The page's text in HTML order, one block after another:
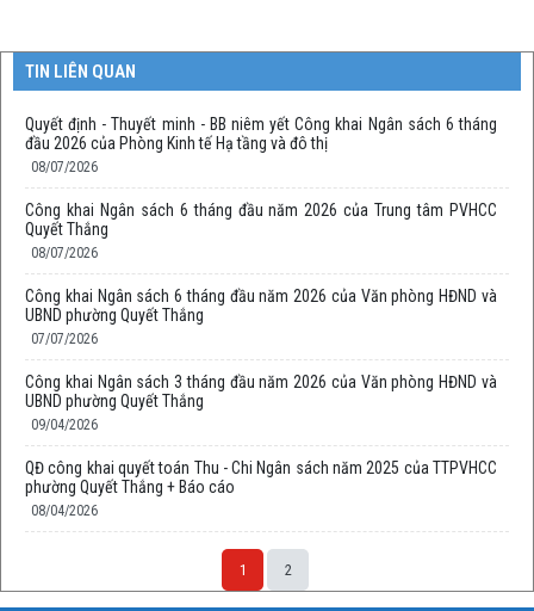
TIN LIÊN QUAN
Quyết định - Thuyết minh - BB niêm yết Công khai Ngân sách 6 tháng
đầu 2026 của Phòng Kinh tế Hạ tầng và đô thị
08/07/2026
Công khai Ngân sách 6 tháng đầu năm 2026 của Trung tâm PVHCC
Quyết Thắng
08/07/2026
Công khai Ngân sách 6 tháng đầu năm 2026 của Văn phòng HĐND và
UBND phường Quyết Thắng
07/07/2026
Công khai Ngân sách 3 tháng đầu năm 2026 của Văn phòng HĐND và
UBND phường Quyết Thắng
09/04/2026
QĐ công khai quyết toán Thu - Chi Ngân sách năm 2025 của TTPVHCC
phường Quyết Thắng + Báo cáo
08/04/2026
1 2